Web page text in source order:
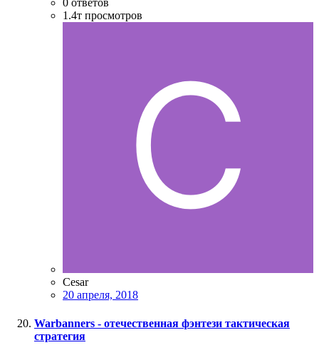
0 ответов
1.4т просмотров
Cesar
20 апреля, 2018
Warbanners - отечественная фэнтези тактическая
стратегия